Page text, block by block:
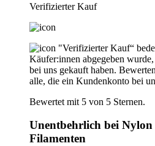
Verifizierter Kauf
"Verifizierter Kauf“
Käufer:innen abgegeben
bei uns gekauft haben.
alle, die ein Kundenkonto bei
Bewertet mit 5 von 5 Sternen.
Unentbehrlich bei
Filamenten